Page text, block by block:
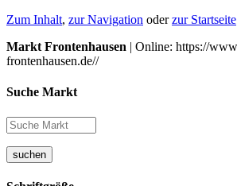
Zum Inhalt, zur Navigation oderzur Startseite
Markt Frontenhausen | Online: https://
frontenhausen.de//
Suche Markt
suchen